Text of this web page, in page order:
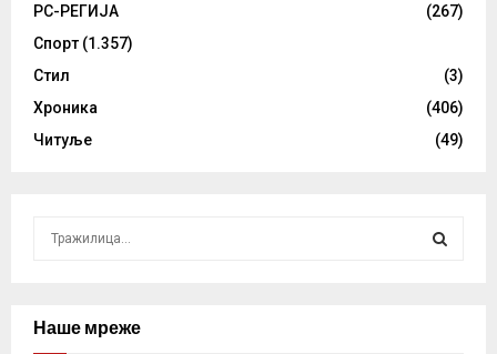
РС-РЕГИЈА
(267)
Спорт (1.357)
Стил
(3)
Хроника
(406)
Читуље
(49)
cНаше мреже